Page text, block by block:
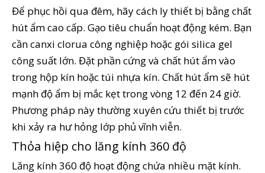
Để phục hồi qua đêm, hãy cách ly thiết bị bằng chất
hút ẩm cao cấp. Gạo tiêu chuẩn hoạt động kém. Bạn
cần canxi clorua công nghiệp hoặc gói silica gel
công suất lớn. Đặt phần cứng và chất hút ẩm vào
trong hộp kín hoặc túi nhựa kín. Chất hút ẩm sẽ hút
mạnh độ ẩm bị mắc kẹt trong vòng 12 đến 24 giờ.
Phương pháp này thường xuyên cứu thiết bị trước
khi xảy ra hư hỏng lớp phủ vĩnh viễn.
Thỏa hiệp cho lăng kính 360 độ
Lăng kính 360 độ hoạt động chứa nhiều mặt kính.